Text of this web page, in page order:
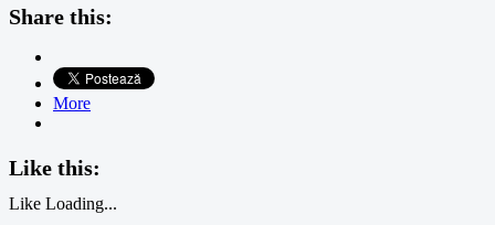
Share this:
More
Like this:
Like Loading...